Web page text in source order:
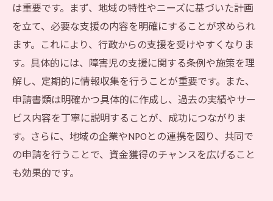
は重要です。まず、地域の特性やニーズに基づいた計画
を立て、必要な支援の内容を明確にすることが求められ
ます。これにより、行政からの支援を受けやすくなりま
す。具体的には、障害児の支援に関する条例や施策を理
解し、定期的に情報収集を行うことが重要です。また、
申請書類は明確かつ具体的に作成し、過去の実績やサー
ビス内容を丁寧に説明することが、成功につながりま
す。さらに、地域の企業やNPOとの連携を図り、共同で
の申請を行うことで、資金獲得のチャンスを広げること
も効果的です。